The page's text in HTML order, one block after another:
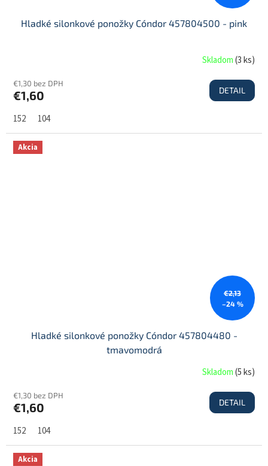
Hladké silonkové ponožky Cóndor 457804500 - pink
Skladom(3 ks)
€1,30 bez DPH
€1,60 DETAIL
152 104
Akcia
€2,13
–24 %
Hladké silonkové ponožky Cóndor 457804480 -
tmavomodrá
Skladom(5 ks)
€1,30 bez DPH
€1,60 DETAIL
152 104
Akcia